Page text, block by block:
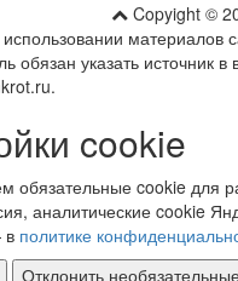
Copyight ©
материалов
обязан указать источник
cookie
обязательные cookie для
аналитические cookie
в политике
Отклонить необязательные